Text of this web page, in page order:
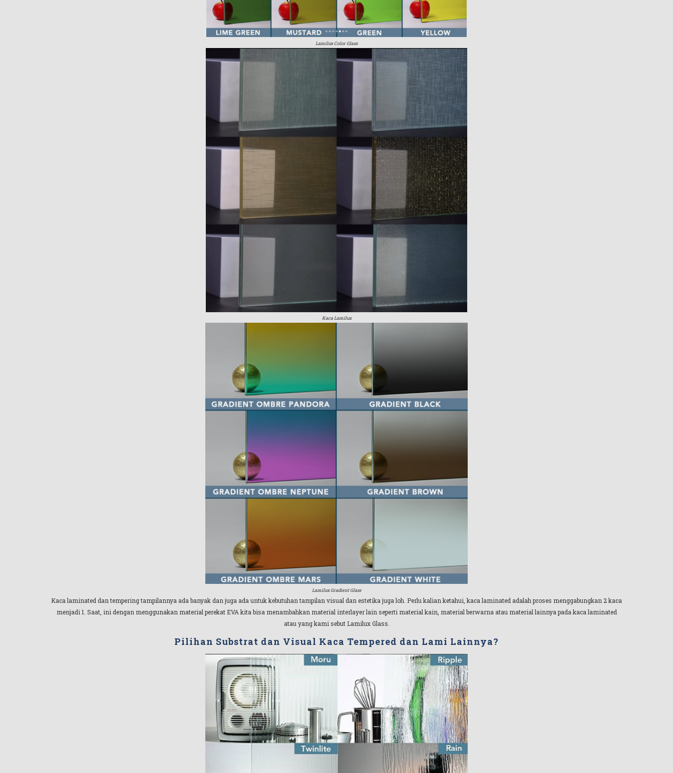
Lamilux Color Glass
Kaca Lamilux
Lamilux Gradient Glass
Kaca laminated dan tempering tampilannya ada banyak dan juga ada untuk kebutuhan tampilan visual dan estetika juga loh. Perlu kalian ketahui, kaca laminated adalah proses menggabungkan 2 kaca
menjadi 1. Saat, ini dengan menggunakan material perekat EVA kita bisa menambahkan material interlayer lain seperti material kain, material berwarna atau material lainnya pada kaca laminated
atau yang kami sebut Lamilux Glass.
Pilihan Substrat dan Visual Kaca Tempered dan Lami Lainnya?